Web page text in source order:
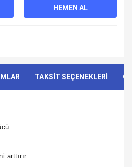
HEMEN AL
TAKSİT SEÇENEKLERİ
arttırır.